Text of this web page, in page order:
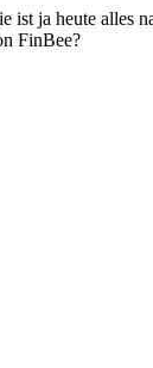
ja heute alles
FinBee?